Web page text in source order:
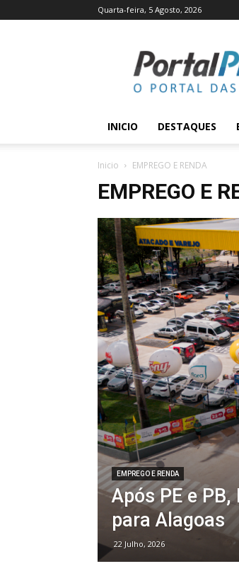
Quarta-feira, 5 Agosto, 2026
Pinzón
INICIO DESTAQUES
Inicio EMPREGO E RENDA
EMPREGO E
EMPREGO E RENDA
Após PE e
para Alagoas
22 Julho, 2026